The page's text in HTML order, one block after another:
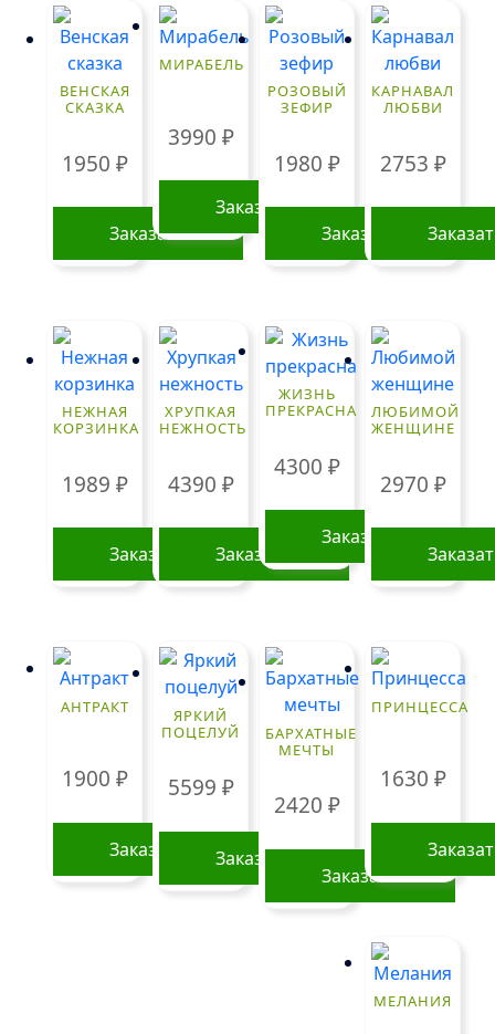
ВЕНСКАЯ
СКАЗКА
1950 ₽
Заказать
МИРАБЕЛЬ
3990 ₽
Заказать
РОЗОВЫЙ
ЗЕФИР
1980 ₽
Заказать
КАРНАВАЛ
ЛЮБВИ
2753 ₽
НЕЖНАЯ
КОРЗИНКА
1989 ₽
Заказать
ХРУПКАЯ
НЕЖНОСТЬ
4390 ₽
Заказать
ЖИЗНЬ
ПРЕКРАСНА
4300 ₽
Заказать
ЛЮБИМОЙ
ЖЕНЩИНЕ
2970 ₽
АНТРАКТ
1900 ₽
Заказать
ЯРКИЙ
ПОЦЕЛУЙ
5599 ₽
Заказать
БАРХАТНЫЕ
МЕЧТЫ
2420 ₽
Заказать
ПРИНЦЕССА
1630 ₽
МЕЛАНИЯ